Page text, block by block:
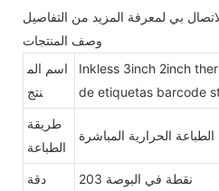
وصف المنتجات
اسم الم
نتج
Inkless 3inch 2inch
de etiquetas barcode
طريقة
الطباعة
الطباعة الحرارية المباشرة
دقة 203 نقطة في البوصة